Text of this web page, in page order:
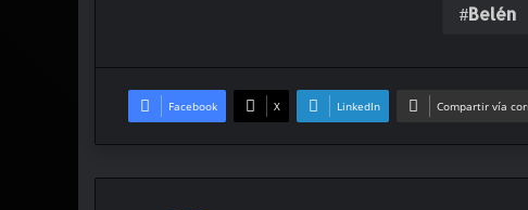
Belén
Facebook X LinkedIn Compartir vía